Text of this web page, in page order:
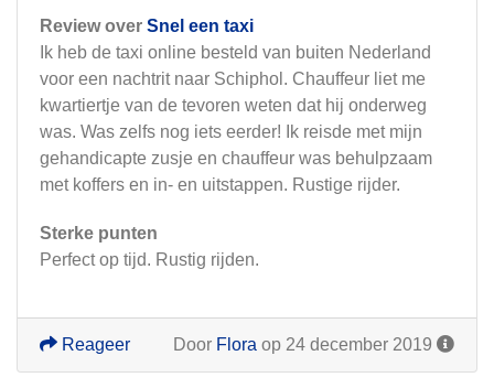
Review over Snel een taxi
Ik heb de taxi online besteld van buiten Nederland
voor een nachtrit naar Schiphol. Chauffeur liet me
kwartiertje van de tevoren weten dat hij onderweg
was. Was zelfs nog iets eerder! Ik reisde met mijn
gehandicapte zusje en chauffeur was behulpzaam
met koffers en in- en uitstappen. Rustige rijder.
Sterke punten
Perfect op tijd. Rustig rijden.
Door Flora op 24 december 2019
Reageer